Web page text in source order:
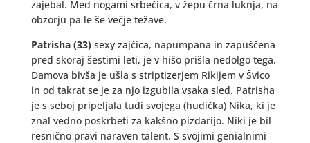
zajebal. Med nogami srbečica, v žepu črna luknja, na
obzorju pa le še večje težave.
Patrisha (33)sexy zajčica, napumpana in zapuščena
pred skoraj šestimi leti, je v hišo prišla nedolgo tega.
Damova bivša je ušla s striptizerjem Rikijem v Švico
in od takrat se je za njo izgubila vsaka sled. Patrisha
je s seboj pripeljala tudi svojega (hudička) Nika, ki je
znal vedno poskrbeti za kakšno pizdarijo. Niki je bil
resnično pravi naraven talent. S svojimi genialnimi